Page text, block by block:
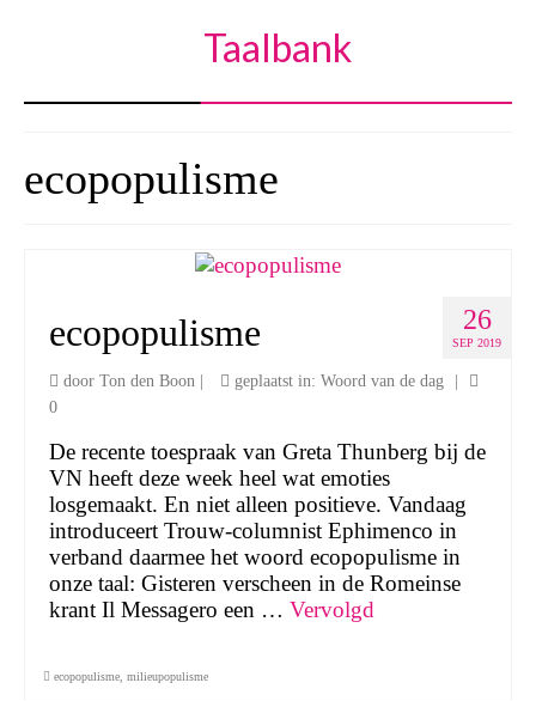
Taalbank
ecopopulisme
26
SEP 2019
ecopopulisme
door Ton den Boon | geplaatst in: Woord van de dag
|
0
De recente toespraak van Greta Thunberg bij de
VN heeft deze week heel wat emoties
losgemaakt. En niet alleen positieve. Vandaag
introduceert Trouw-columnist Ephimenco in
verband daarmee het woord ecopopulisme in
onze taal: Gisteren verscheen in de Romeinse
krant Il Messagero een … Vervolgd
ecopopulisme milieupopulisme